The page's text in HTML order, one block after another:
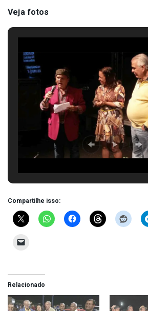
Veja fotos
Compartilhe isso:
Relacionado